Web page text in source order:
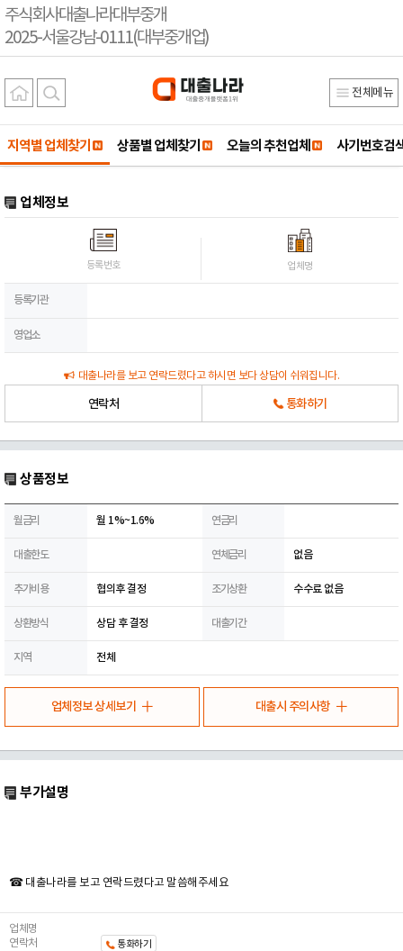
주식회사대출나라대부중개
2025-서울강남-0111(대부중개업)
전체메뉴
지역별 업체찾기 상품별 업체찾기 오늘의 추천업체 사기번호검
업체정보
등록번호 업체명
등록기관
영업소
대출나라를 보고 연락드렸다고 하시면 보다 상담이 쉬워집니다.
연락처 통화하기
상품정보
월금리 월 1%~1.6% 연금리
대출한도 연체금리 없음
추가비용 협의후 결정 조기상환 수수료 없음
상환방식 상담 후 결정 대출기간
지역 전체
업체정보 상세보기 대출시 주의사항
부가설명
☎ 대출나라를 보고 연락드렸다고 말씀해주세요
업체명
연락처
통화하기